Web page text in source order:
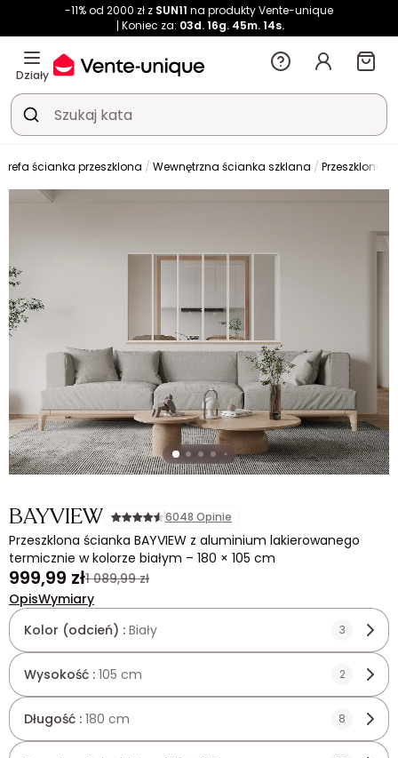
-11% od 2000 zł z SUN11 na produkty Vente-unique
Koniec za: 03d. 16g. 45m. 13s.
Działy
ścianka przeszklona Wewnętrzna ścianka szklana Przeszklona
BAYVIEW 6048 Opinie
Przeszklona ścianka BAYVIEW z aluminium lakierowanego
termicznie w kolorze białym – 180 × 105 cm
999,99 zł1 089,99 zł
OpisWymiary
Kolor (odcień) : Biały 3
Wysokość : 105 cm 2
Długość : 180 cm 8